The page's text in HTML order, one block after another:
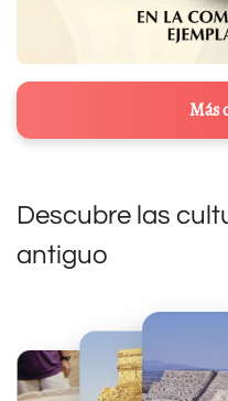
Más
Descubre las
antiguo